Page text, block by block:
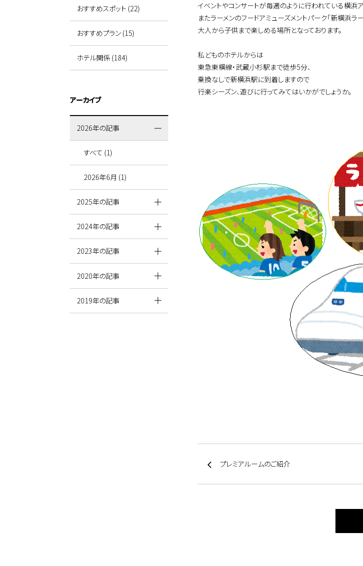
イベントやコンサートが毎週のように行われている横浜ア
またラーメンのフードアミューズメントパーク「新横浜ラ
大人から子供まで楽しめる場所となっております。
私どものホテルからは
東急東横線・武蔵小杉駅まで徒歩5分、
乗換なしで新横浜駅に到着しますので
行楽シーズン、遊びに行ってみてはいかがでしょうか。
プレミアルームのご紹介
おすすめスポット (22)
おすすめプラン (15)
ホテル関係 (184)
アーカイブ
2026年の記事
すべて (1)
2026年6月 (1)
2025年の記事
2024年の記事
2023年の記事
2020年の記事
2019年の記事